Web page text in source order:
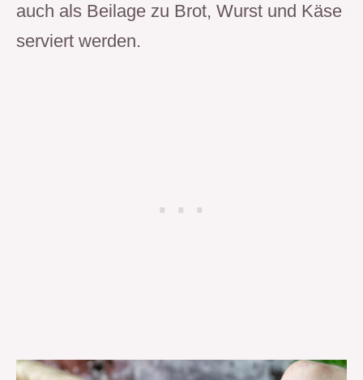
auch als Beilage zu Brot, Wurst und Käse
serviert werden.